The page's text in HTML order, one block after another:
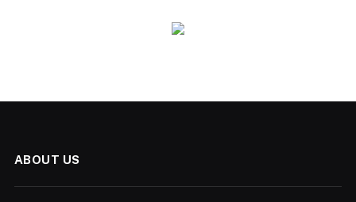
ABOUT US